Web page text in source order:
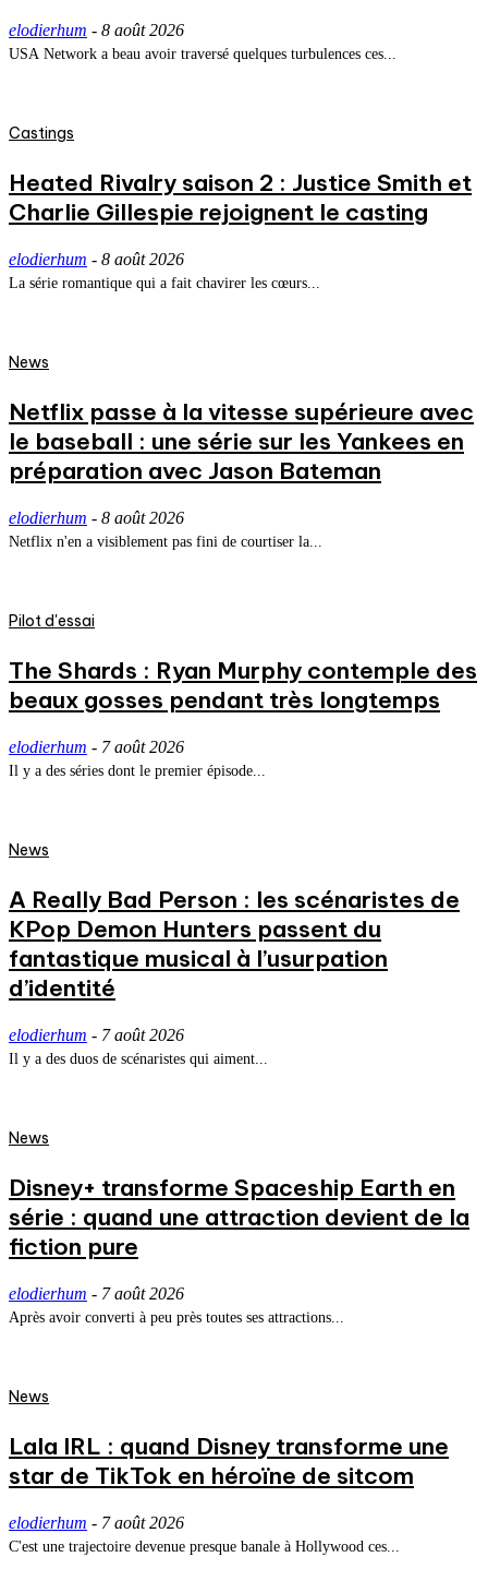
elodierhum - 8 août 2026
USA Network a beau avoir traversé quelques turbulences ces...
Castings
Heated Rivalry saison 2 : Justice Smith et
Charlie Gillespie rejoignent le casting
elodierhum - 8 août 2026
La série romantique qui a fait chavirer les cœurs...
News
Netflix passe à la vitesse supérieure avec
le baseball : une série sur les Yankees en
préparation avec Jason Bateman
elodierhum - 8 août 2026
Netflix n'en a visiblement pas fini de courtiser la...
Pilot d'essai
The Shards : Ryan Murphy contemple des
beaux gosses pendant très longtemps
elodierhum - 7 août 2026
Il y a des séries dont le premier épisode...
News
A Really Bad Person : les scénaristes de
KPop Demon Hunters passent du
fantastique musical à l’usurpation
d’identité
elodierhum - 7 août 2026
Il y a des duos de scénaristes qui aiment...
News
Disney+ transforme Spaceship Earth en
série : quand une attraction devient de la
fiction pure
elodierhum - 7 août 2026
Après avoir converti à peu près toutes ses attractions...
News
Lala IRL : quand Disney transforme une
star de TikTok en héroïne de sitcom
elodierhum - 7 août 2026
C'est une trajectoire devenue presque banale à Hollywood ces...